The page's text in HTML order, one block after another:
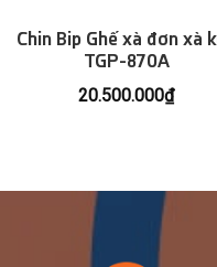
Chin Bip Ghế xà đơn xà
TGP-870A
20.500.000₫